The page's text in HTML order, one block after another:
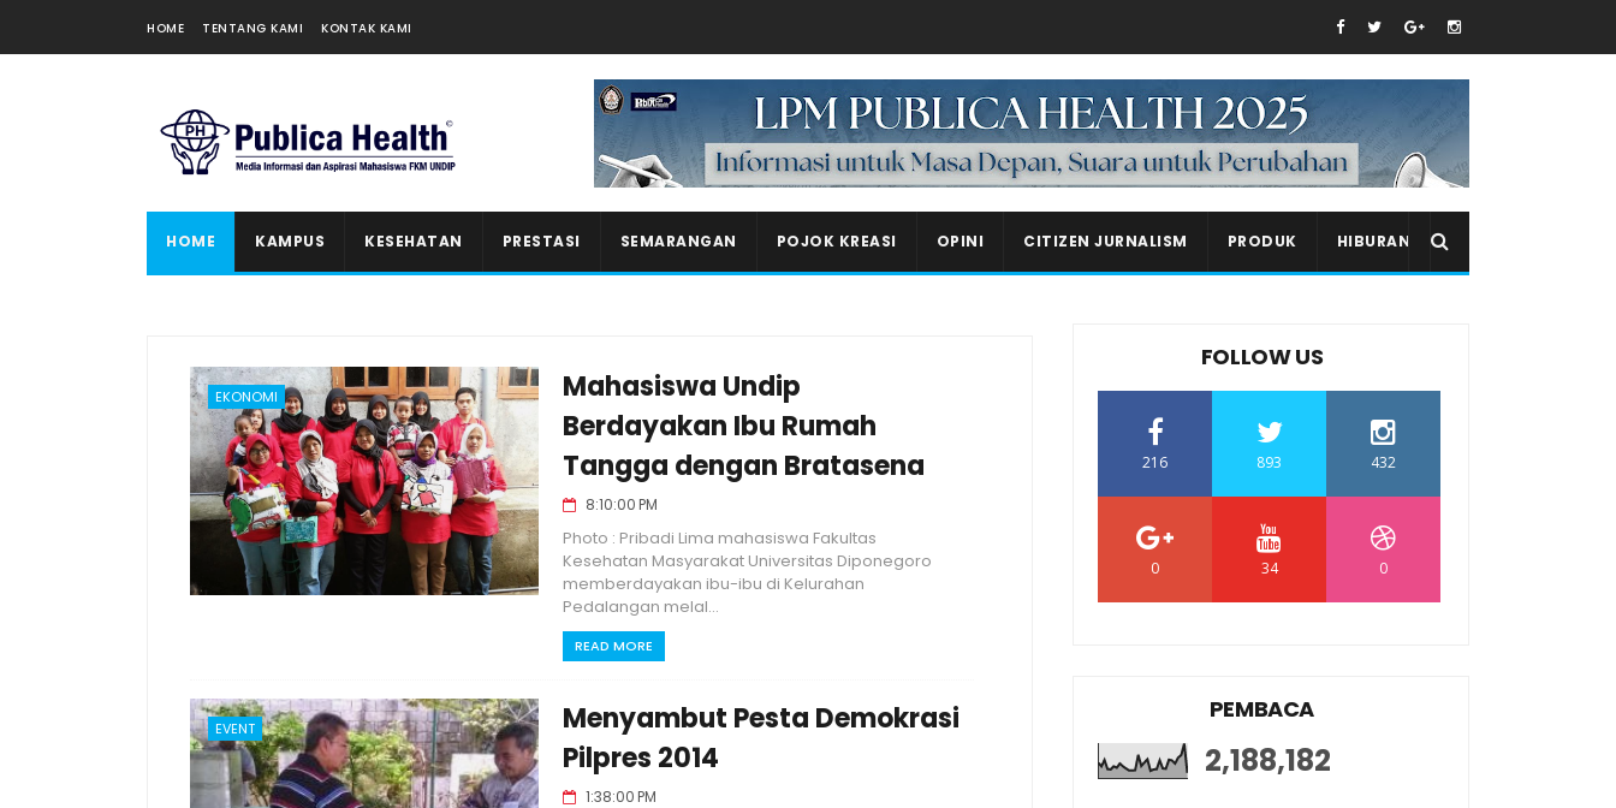
HOME TENTANG KAMI KONTAK KAMI
Masukkan iklan disini!
HOME KAMPUS KESEHATAN PRESTASI SEMARANGAN POJOK KREASI OPINI CITIZEN JURNALISM PRODUK HIBURAN
EKONOMI
Mahasiswa Undip
Berdayakan Ibu Rumah
Tangga dengan Bratasena
8:10:00 PM
Photo : Pribadi Lima mahasiswa Fakultas
Kesehatan Masyarakat Universitas Diponegoro
memberdayakan ibu-ibu di Kelurahan
Pedalangan melal...
READ MORE
EVENT
Menyambut Pesta Demokrasi
Pilpres 2014
1:38:00 PM
FOLLOW US
216 893 432
0 34 0
PEMBACA
2,188,182